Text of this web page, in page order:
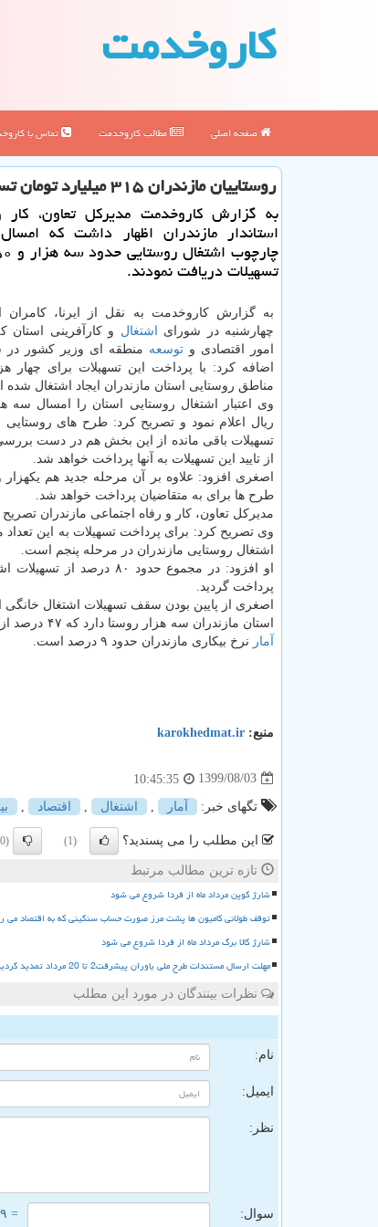
كاروخدمت
صفحه اصلی مطالب كاروخدمت تماس با
روستاییان مازندران ۳۱۵ میلیارد تومان تسهیلات اشتغال گرفتند
به گزارش كاروخدمت مدیركل تعاون، كار
استاندار مازندران اظهار داشت كه
تسهیلات دریافت نمودند.
به گزارش کاروخدمت به نقل از ایرنا،
چهارشنبه در شورای
اشتغال و کارآفرینی استان
امور اقتصادی و توسعه منطقه ای وزیر کشور در
مناطق روستایی استان مازندران ایجاد اشتغال
ریال اعلام نمود و تصریح کرد: طرح های روستایی
تسهیلات باقی مانده از این بخش هم در دست
از تایید این تسهیلات به آنها پرداخت خواهد شد.
طرح ها برای به متقاضیان پرداخت خواهد شد.
مدیرکل تعاون، کار و رفاه اجتماعی مازندران
اشتغال روستایی مازندران در مرحله پنجم است.
او افزود: در مجموع
پرداخت گردید.
اصغری از پایین بودن سقف تسهیلات اشتغال
استان مازندران سه هزار روستا دارد که ۴۷ درصد از جمعیت سه میلیون و ۳۰۰ هزار نفری استان در مناطق روستایی سکونت دارند. برپایه آخرین
آمار نرخ بیکاری مازندران حدود ۹ درصد است.
منبع: karokhedmat.ir
1399/08/03
10:45:35
تگهای خبر: آمار اشتغال اقتصاد
این مطلب را می پسندید؟ (1)
(0)
تازه ترین مطالب مرتبط
شارژ کوپن مرداد ماه از فردا شروع می شود
توقف طولانی کامیون ها پشت مرز صورت حساب سنگینی که به اقتصاد می
شارژ کالا برگ مرداد ماه از فردا شروع می شود
مهلت ارسال مستندات طرح ملی یاوران پیشرفت2 تا 20 مرداد تمدید گردید
نظرات بینندگان در مورد این مطلب
نام:
ایمیل:
نظر:
سوال: = ۹ بعلاوه ۱